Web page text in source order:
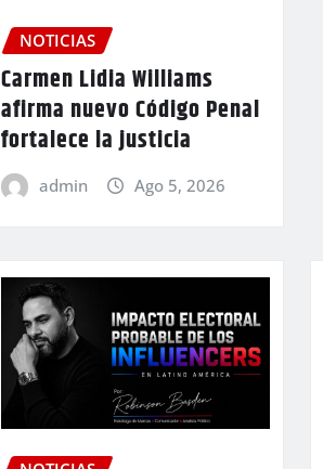
NOTICIAS
Carmen Lidia Williams
afirma nuevo Código Penal
fortalece la justicia
admin Ago 5, 2026